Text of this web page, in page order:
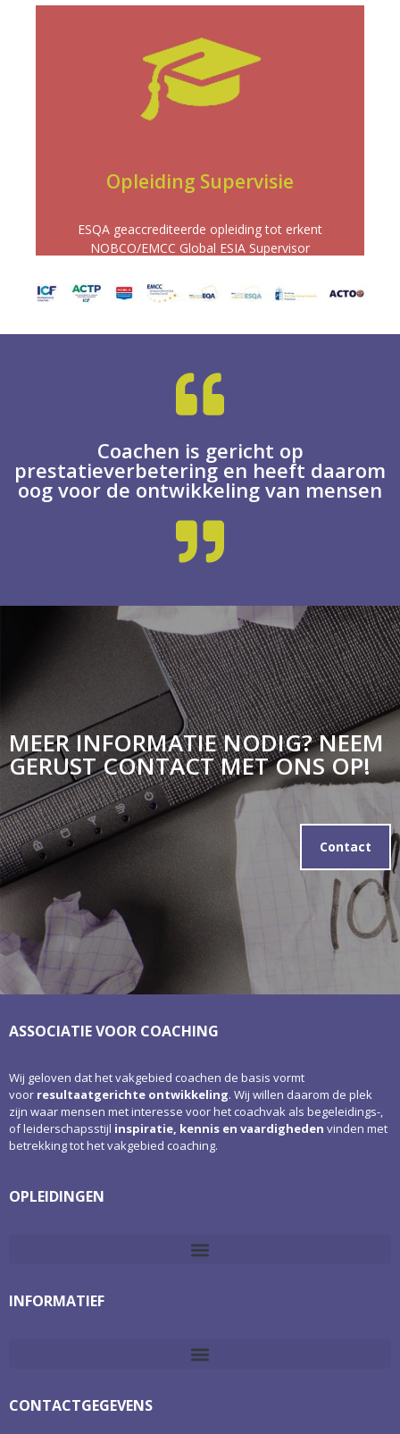
Opleiding Supervisie
ESQA geaccrediteerde opleiding tot erkent
NOBCO/EMCC Global ESIA Supervisor
SUPERVISIE OPLEIDING
en meesterlijk toe te passen.
Meer info
Coachen is gericht op
prestatieverbetering en heeft daarom
oog voor de ontwikkeling van mensen
MEER INFORMATIE NODIG? NEEM
GERUST CONTACT MET ONS OP!
Contact
ASSOCIATIE VOOR COACHING
Wij geloven dat het vakgebied coachen de basis vormt
voor resultaatgerichte ontwikkeling. Wij willen daarom de plek
zijn waar mensen met interesse voor het coachvak als begeleidings-,
of leiderschapsstijl inspiratie, kennis en vaardigheden vinden met
betrekking tot het vakgebied coaching.
OPLEIDINGEN
INFORMATIEF
CONTACTGEGEVENS